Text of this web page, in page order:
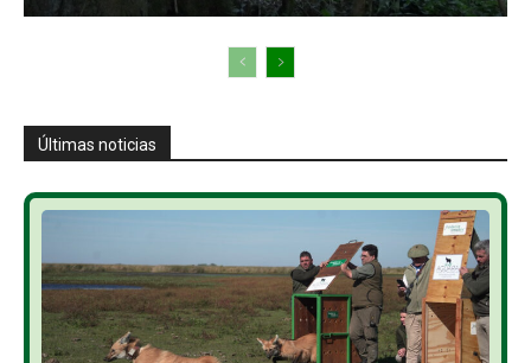
Últimas noticias